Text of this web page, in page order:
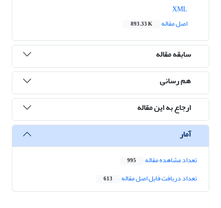
اصل مقاله
893.33 K
سابقه مقاله
هم رسانی
ارجاع به این مقاله
آمار
تعداد مشاهده مقاله 995
تعداد دریافت فایل اصل مقاله 613